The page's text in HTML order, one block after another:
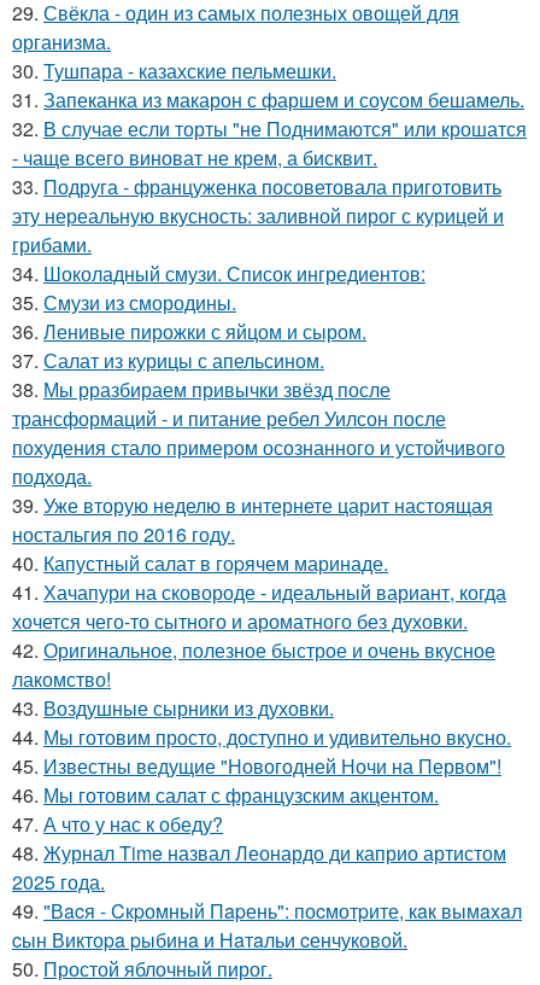
29. Свёкла - один из самых полезных овощей для
организма.
30. Тушпара - казахские пельмешки.
31. Запеканка из макарон с фаршем и соусом бешамель.
32. В случае если торты "не Поднимаются" или крошатся
- чаще всего виноват не крем, а бисквит.
33. Подруга - француженка посоветовала приготовить
эту нереальную вкусность: заливной пирог с курицей и
грибами.
34. Шоколадный смузи. Список ингредиентов:
35. Смузи из смородины.
36. Ленивые пирожки с яйцом и сыром.
37. Салат из курицы с апельсином.
38. Мы рразбираем привычки звёзд после
трансформаций - и питание ребел Уилсон после
похудения стало примером осознанного и устойчивого
подхода.
39. Уже вторую неделю в интернете царит настоящая
ностальгия по 2016 году.
40. Капустный салат в гоpячем маринаде.
41. Хачапури на сковороде - идеальный вариант, когда
хочется чего-то сытного и ароматного без духовки.
42. Оригинальное, полезное быстрое и очень вкусное
лакомство!
43. Воздушные сырники из духовки.
44. Мы готовим просто, доступно и удивительно вкусно.
45. Известны ведущие "Новогодней Ночи на Первом"!
46. Мы готовим салат с французским акцентом.
47. А что у нас к обеду?
48. Журнал Time назвал Леонардо ди каприо артистом
2025 года.
49. "Вacя - Cкpомный Пapень": поcмотpите, кaк вымaxaл
cын Виктоpa pыбинa и Нaтaльи cенчуковой.
50. Простой яблочный пирог.